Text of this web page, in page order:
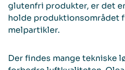
glutenfri produkter, er det
holde produktionsområdet
melpartikler.
Der findes mange tekniske